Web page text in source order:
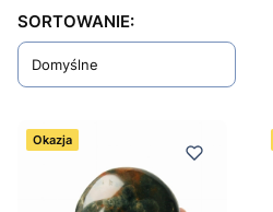
Koniec filtrów
Lista produktów
SORTOWANIE:
Domyślne
Okazja